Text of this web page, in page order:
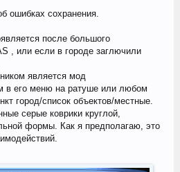
ошибках сохранения.
после большого
, или если в городе заглючили
является мод
в его меню на ратуше или любом
город/список объектов/местные.
серые коврики круглой,
формы. Как я предполагаю, это